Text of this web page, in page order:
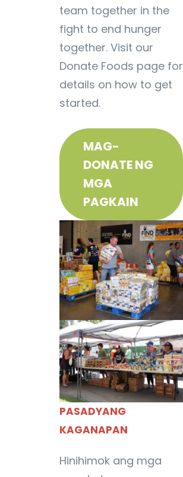
team together in the
fight to end hunger
together. Visit our
Donate Foods page for
details on how to get
started.
MAG-
DONATE NG
MGA
PAGKAIN
PASADYANG
KAGANAPAN
Hinihimok ang mga